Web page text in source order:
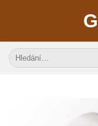
Hledat: